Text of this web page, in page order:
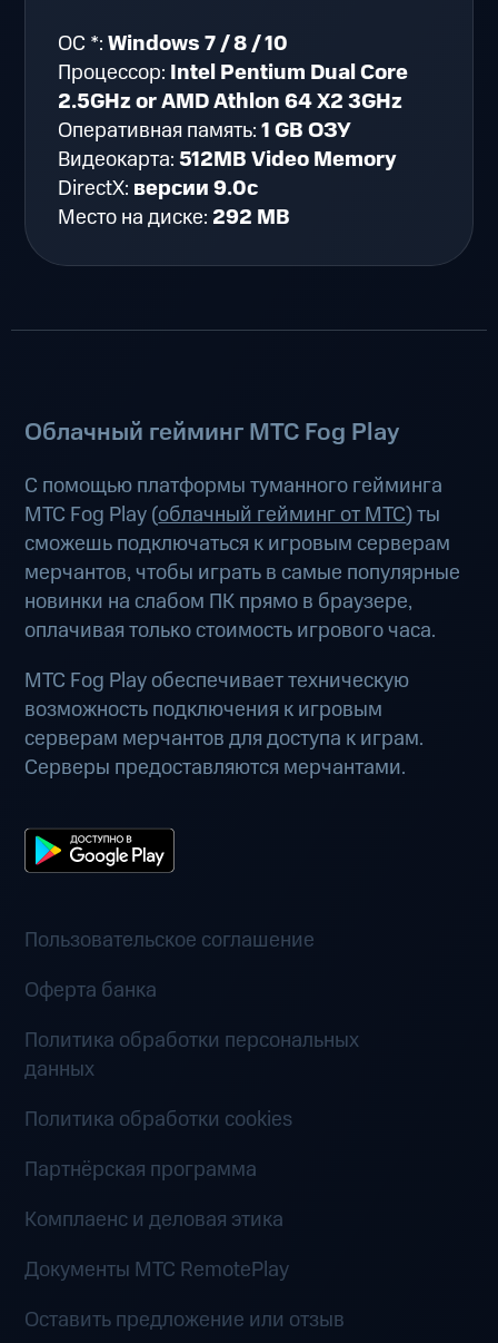
ОС *:Windows 7 / 8 / 10
Процессор: Intel Pentium Dual Core
2.5GHz or AMD Athlon 64 X2 3GHz
Оперативная память:1 GB ОЗУ
Видеокарта:512MB Video Memory
DirectX: версии 9.0c
Место на диске: 292 MB
Облачный гейминг МТС Fog Play
С помощью платформы туманного гейминга
МТС Fog Play (облачный гейминг от МТС) ты
сможешь подключаться к игровым серверам
мерчантов, чтобы играть в самые популярные
новинки на слабом ПК прямо в браузере,
оплачивая только стоимость игрового часа.
МТС Fog Play обеспечивает техническую
возможность подключения к игровым
серверам мерчантов для доступа к играм.
Серверы предоставляются мерчантами.
Пользовательское соглашение
Оферта банка
Политика обработки персональных
данных
Политика обработки cookies
Партнёрская программа
Комплаенс и деловая этика
Документы MTC RemotePlay
Оставить предложение или отзыв